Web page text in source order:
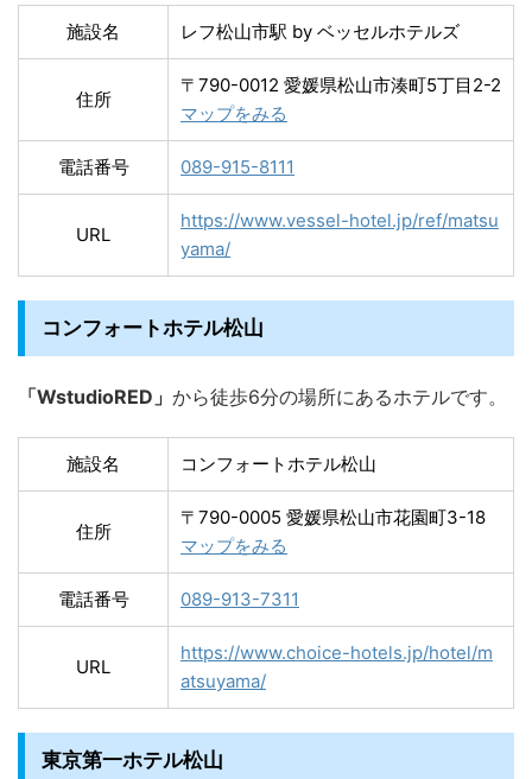
施設名 レフ松山市駅 by ベッセルホテルズ
住所
〒790-0012 愛媛県松山市湊町5丁目2-2
マップをみる
電話番号 089-915-8111
URL
https://www.vessel-hotel.jp/ref/matsu
yama/
コンフォートホテル松山
「WstudioRED」 から徒歩6分の場所にあるホテルです。
施設名 コンフォートホテル松山
住所
〒790-0005 愛媛県松山市花園町3-18
マップをみる
電話番号 089-913-7311
URL
https://www.choice-hotels.jp/hotel/m
atsuyama/
東京第一ホテル松山